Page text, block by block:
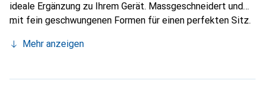
ideale Ergänzung zu Ihrem Gerät. Massgeschneidert und
mit fein geschwungenen Formen für einen perfekten Sitz.
Smartphone. Die Marke Noreve ist international für ihre
für den anspruchsvollen Kunden.
Mehr anzeigen